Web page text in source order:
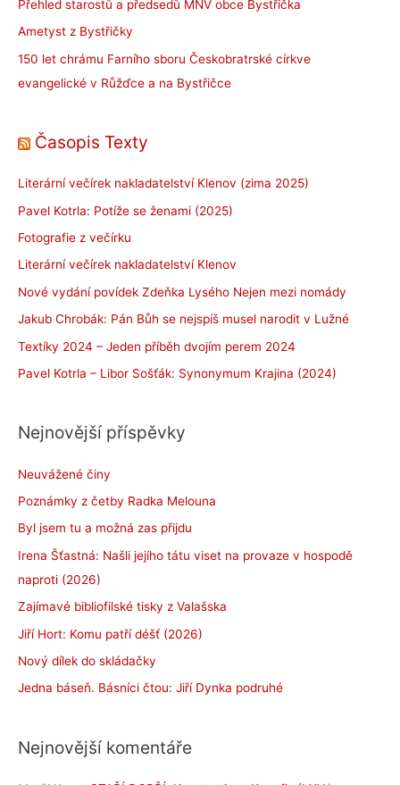
Přehled starostů a předsedů MNV obce Bystřička
Ametyst z Bystřičky
150 let chrámu Farního sboru Českobratrské církve
evangelické v Růžďce a na Bystřičce
Časopis Texty
Literární večírek nakladatelství Klenov (zima 2025)
Pavel Kotrla: Potíže se ženami (2025)
Fotografie z večírku
Literární večírek nakladatelství Klenov
Nové vydání povídek Zdeňka Lysého Nejen mezi nomády
Jakub Chrobák: Pán Bůh se nejspíš musel narodit v Lužné
Textíky 2024 – Jeden příběh dvojím perem 2024
Pavel Kotrla – Libor Sošťák: Synonymum Krajina (2024)
Nejnovější příspěvky
Neuvážené činy
Poznámky z četby Radka Melouna
Byl jsem tu a možná zas přijdu
Irena Šťastná: Našli jejího tátu viset na provaze v hospodě
naproti (2026)
Zajímavé bibliofilské tisky z Valašska
Jiří Hort: Komu patří déšť (2026)
Nový dílek do skládačky
Jedna báseň. Básníci čtou: Jiří Dynka podruhé
Nejnovější komentáře